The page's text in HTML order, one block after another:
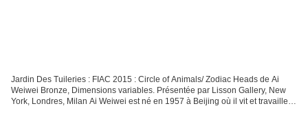
Jardin Des Tuileries : FIAC 2015 : Circle of Animals/ Zodiac Heads de Ai
Weiwei Bronze, Dimensions variables. Présentée par Lisson Gallery, New
York, Londres, Milan Ai Weiwei est né en 1957 à Beijing où il vit et travaille. Il